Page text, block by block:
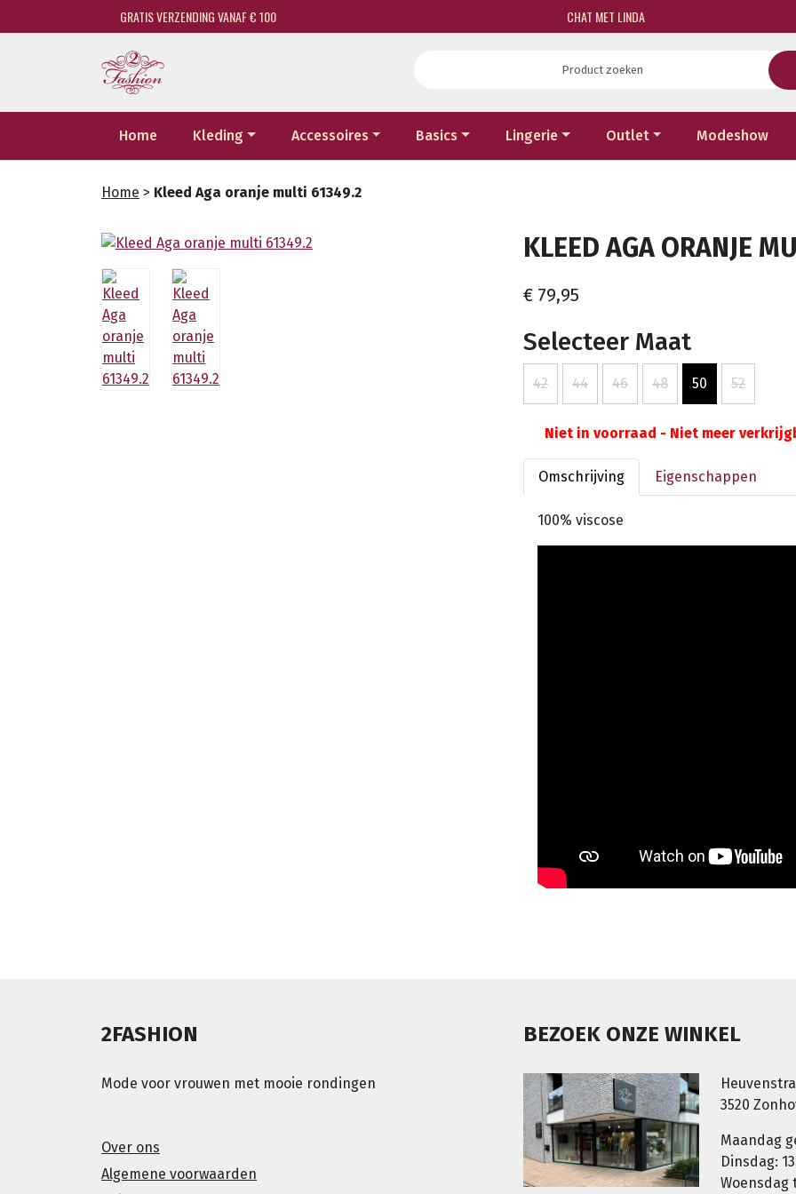
GRATIS VERZENDING VANAF € 100 CHAT MET LINDA
Home Kleding Accessoires Basics Lingerie Outlet Modeshow
Home > Kleed Aga oranje multi 61349.2
KLEED AGA ORANJE
€ 79,95
Selecteer Maat
42 44 46 48 50 52
Niet in voorraad - Niet meer
Omschrijving Eigenschappen
100% viscose
2FASHION
Mode voor vrouwen met mooie rondingen
Over ons
Algemene voorwaarden
BEZOEK ONZE WINKEL
3520
Maandag
Dinsdag:
Woensdag